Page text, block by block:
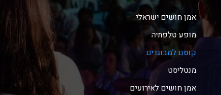
אמן חושים ישראלי
מופע טלפתיה
קוסם למבוגרים
מנטליסט
אמן חושים לאירועים